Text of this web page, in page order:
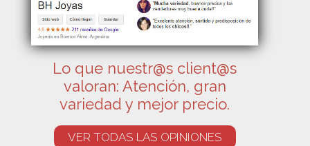
Lo que nuestr@s client@s
valoran: Atención, gran
variedad y mejor precio.
VER TODAS LAS OPINIONES